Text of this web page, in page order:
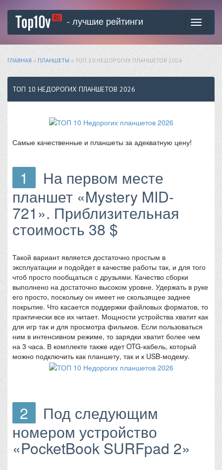
Toggle
- лучшие рейтинги
ГЛАВНАЯ »ПЛАНШЕТЫ» ТОП 10 НЕДОРОГИХ ПЛАНШЕТОВ 2026
ТОП 10 НЕДОРОГИХ ПЛАНШЕТОВ 2026
Самые качественные и планшеты за адекватную цену!
1
На первом месте
планшет «Mystery MID-
721». Приблизительная
стоимость 38 $
Такой вариант является достаточно простым в
эксплуатации и подойдет в качестве работы так, и для того
чтоб просто пообщаться с друзьями. Качество сборки
выполнено на достаточно высоком уровне. Удержать в руке
его просто, поскольку он имеет не скользящее заднее
покрытие. Что касается поддержки файловых форматов, то
практически все их читает. Мощности устройства хватит как
для игр так и для просмотра фильмов. Если пользоваться
ним в интенсивном режиме, то зарядки хватит более чем
на 3 часа. В комплекте также идет OTG-кабель, который
можно подключить как планшету, так и к USB-модему.
2
Под следующим
номером устройство
«PocketBook SURFpad 2»